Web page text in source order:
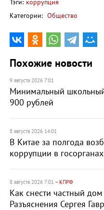
Тэги: коррупция
Категории: Общество
Похожие новости
9 августа 2026 7:01
Минимальный
900 рублей
8 августа 2026 14:01
В Китае за полгода
коррупции в госорганах
8 августа 2026 7:01 – КПРФ
Как снести частный
Разъяснения Сергея